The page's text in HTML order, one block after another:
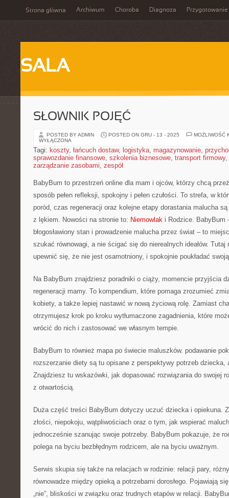
Strona główna Archiwum Choroba Diagnoza Przygotowanie
SALA
SŁOWNIK POJĘĆ
POSTED BY ADMIN POSTED ON GRU - 13 - 2025
MOŻLIWOŚĆ
WYŁĄCZONA
Tagi: koszty, łańcuch dostaw, logistyka, magazynowanie,
sprawozdanie finansowe, szkolenia biznesowe, transport firmowy,
zarządzanie zasobami, zespół
BabyBum to przestrzeń online dla mam i ojców, którzy chcą
sposób pełen refleksji, spokojny i pełen czułości. To strefa, w
poród, czas regeneracji oraz kolejne etapy dorastania malucha
z lękiem. Nowości na stronie to: Niemowlak i Rodzice. BabyBum
błogosławiony stan i prowadzenie malucha przez świat – to
szukać równowagi, a nie ścigać się do nierealnych ideałów.
upewnić się, że nie jest osamotniony, i spokojnie poukładać
Na BabyBum znajdziesz poradniki o ciąży, momencie przyjścia
regeneracji mamy. To kompendium, które pomaga zrozumieć
kobiety, a także lepiej nastawić w nową życiową rolę. Zamiast
otrzymujesz krok po kroku wytłumaczone zagadnienia, które
wrócić do nich i zastosować we własnym tempie.
BabyBum to również mapa po świecie maluszków. podawanie
rozszerzanie diety są tu opisane z perspektywy potrzeb dziecka,
Znajdziesz tu wskazówki, jak dopasować rozwiązania do swojej
z otwartością.
Duża część treści BabyBum dotyczy uczuć dziecka i opiekuna.
złości, niepokoju, wątpliwościach oraz o tym, jak wspierać
jednocześnie szanując swoje potrzeby. BabyBum pokazuje, że
polega na byciu bezbłędnym rodzicem, ale na byciu uważnym.
Serwis skupia się także na relacjach w rodzinie: relacji pary,
równowadze między opieką a potrzebami dorosłego. Pojawiają
„nie”, bliskości w związku oraz trudnych etapów w relacji.